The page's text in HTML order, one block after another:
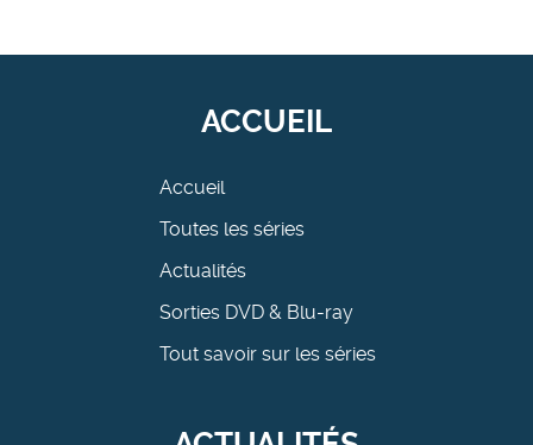
ACCUEIL
Accueil
Toutes les séries
Actualités
Sorties DVD & Blu-ray
Tout savoir sur les séries